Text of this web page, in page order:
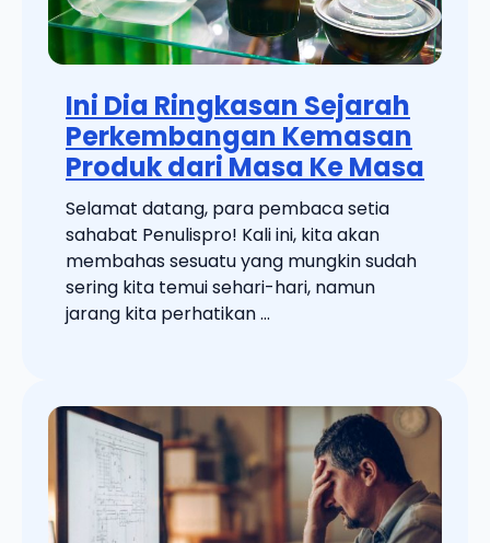
Ini Dia Ringkasan Sejarah
Perkembangan Kemasan
Produk dari Masa Ke Masa
Selamat datang, para pembaca setia
sahabat Penulispro! Kali ini, kita akan
membahas sesuatu yang mungkin sudah
sering kita temui sehari-hari, namun
jarang kita perhatikan ...